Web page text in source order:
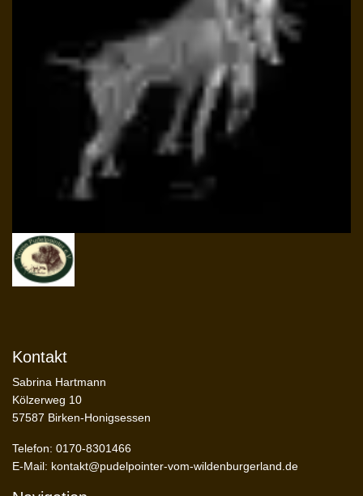
Kontakt
Sabrina Hartmann
Kölzerweg 10
57587 Birken-Honigsessen
Telefon: 0170-8301466
E-Mail: kontakt@pudelpointer-vom-wildenburgerland.de